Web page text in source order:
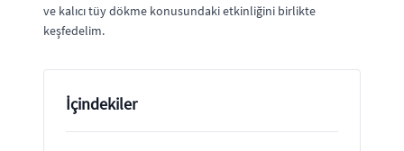
ve kalıcı tüy dökme konusundaki etkinliğini birlikte
keşfedelim.
İçindekiler